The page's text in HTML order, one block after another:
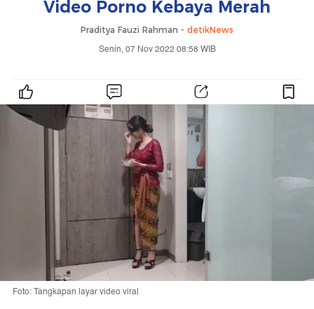
Video Porno Kebaya Merah
Praditya Fauzi Rahman - detikNews
Senin, 07 Nov 2022 08:58 WIB
Foto: Tangkapan layar video viral